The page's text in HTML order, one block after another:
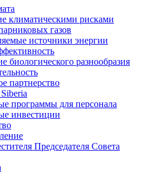
климатическими рисками
газов
источники энергии
биологического разнообразия
партнерство
программы для персонала
инвестиции
Председателя Совета